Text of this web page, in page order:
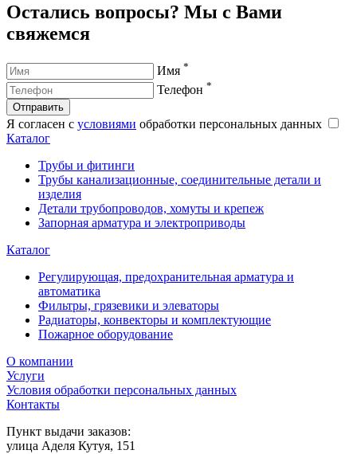
Остались вопросы? Мы с Вами
свяжемся
Имя *
Телефон *
Отправить
Я согласен с условиями обработки персональных данных
Каталог
Трубы и фитинги
Трубы канализационные, соединительные детали и
изделия
Детали трубопроводов, хомуты и крепеж
Запорная арматура и электроприводы
Каталог
Регулирующая, предохранительная арматура и
автоматика
Фильтры, грязевики и элеваторы
Радиаторы, конвекторы и комплектующие
Пожарное оборудование
О компании
Услуги
Условия обработки персональных данных
Контакты
Пункт выдачи заказов:
​улица Аделя Кутуя, 151